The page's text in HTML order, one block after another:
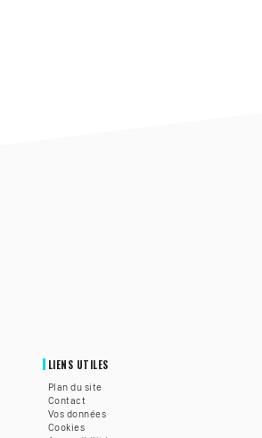
LIENS UTILES
Plan du site
Contact
Vos données
Cookies